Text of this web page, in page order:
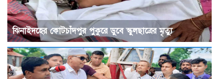
ঝিনাইদহের কোটচাঁদপুর পুকুরে ডুবে স্কুলছাত্রের মৃত্যু